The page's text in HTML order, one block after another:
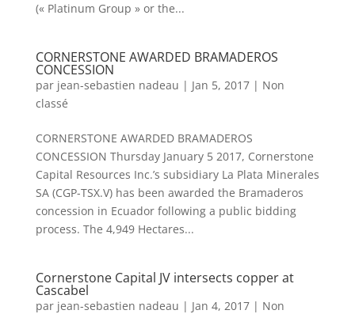
(« Platinum Group » or the...
CORNERSTONE AWARDED BRAMADEROS
CONCESSION
par jean-sebastien nadeau | Jan 5, 2017| Non
classé
CORNERSTONE AWARDED BRAMADEROS
CONCESSION Thursday January 5 2017, Cornerstone
Capital Resources Inc.’s subsidiary La Plata Minerales
SA (CGP-TSX.V) has been awarded the Bramaderos
concession in Ecuador following a public bidding
process. The 4,949 Hectares...
Cornerstone Capital JV intersects copper at
Cascabel
par jean-sebastien nadeau | Jan 4, 2017| Non